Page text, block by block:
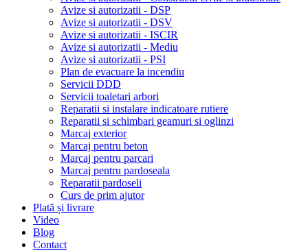
Avize si autorizatii - DSP
Avize si autorizatii - DSV
Avize si autorizatii - ISCIR
Avize si autorizatii - Mediu
Avize si autorizatii - PSI
Plan de evacuare la incendiu
Servicii DDD
Servicii toaletari arbori
Reparatii si instalare indicatoare rutiere
Reparatii si schimbari geamuri si oglinzi
Marcaj exterior
Marcaj pentru beton
Marcaj pentru parcari
Marcaj pentru pardoseala
Reparatii pardoseli
Curs de prim ajutor
Plată și livrare
Video
Blog
Contact